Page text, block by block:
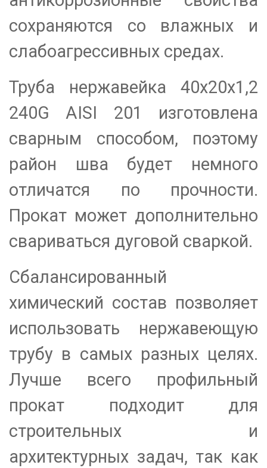
сохраняются со влажных и
слабоагрессивных средах.
Труба нержавейка 40х20х1,2
240G AISI 201 изготовлена
сварным способом, поэтому
район шва будет немного
отличатся по прочности.
Прокат может дополнительно
свариваться дуговой сваркой.
Сбалансированный
химический состав позволяет
использовать нержавеющую
трубу в самых разных целях.
Лучше всего профильный
прокат подходит для
строительных и
архитектурных задач, так как